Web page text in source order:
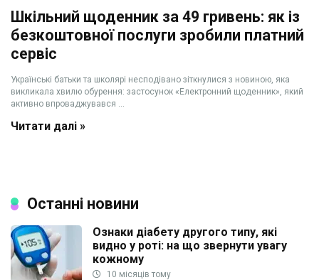
Шкільний щоденник за 49 гривень: як із
безкоштовної послуги зробили платний
сервіс
Українські батьки та школярі несподівано зіткнулися з новиною, яка
викликала хвилю обурення: застосунок «Електронний щоденник», який
активно впроваджувався ...
Читати далі »
Останні новини
Ознаки діабету другого типу, які
видно у роті: на що звернути увагу
кожному
10 місяців тому